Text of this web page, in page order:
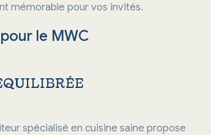
mémorable pour vos invités.
le MWC
spécialisé en cuisine saine propose